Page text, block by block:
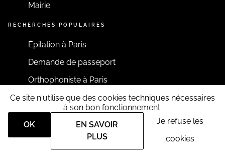
Mairie
RECHERCHES POPULAIRES
Épilation à Paris
Demande de passeport
Orthophoniste à Paris
RESTONS CONNECTÉS
Ce site n'utilise que des cookies techniques nécessaires
à son bon fonctionnement.
OK
EN SAVOIR
PLUS
Je refuse les
cookies